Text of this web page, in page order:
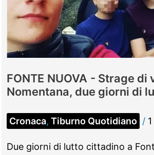
FONTE NUOVA - Strage di
Nomentana, due giorni di
Cronaca, Tiburno Quotidiano /
Due giorni di lutto cittadino a